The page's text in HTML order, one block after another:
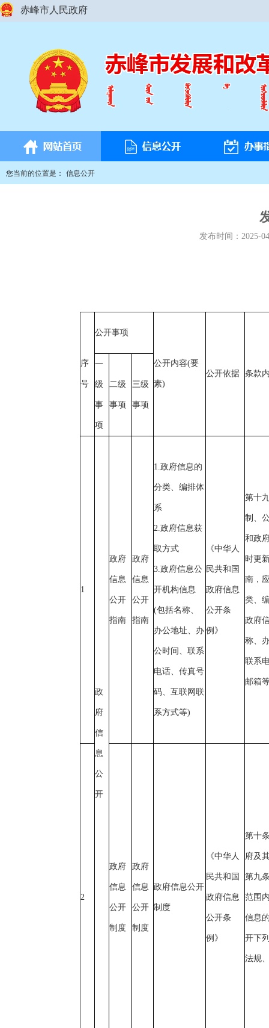
赤峰市人民政府
您当前的位置是： 信息公开
发布时间： 2025-
序
号
公开事项
公开内容(要
素)
公开依据 条款
一
级
事
项
二级
事项
三级
事项
1
政
府
信
息
公
开
政府
信息
公开
指南
政府
信息
公开
指南
1.政府信息的
分类、编排体
系
2.政府信息获
取方式
3.政府信息公
开机构信息
(包括名称、
办公地址、办
公时间、联系
电话、传真号
码、互联网联
系方式等)
《中华人
民共和国
政府信息
公开条
例》
第十
制、
和政
时更
南，
类、
政府
称、
联系
邮箱
2
政府
信息
公开
制度
政府
信息
公开
制度
政府信息公开
制度
《中华人
民共和国
政府信息
公开条
例》
第十
府及
第九
范围
信息
开下
法规